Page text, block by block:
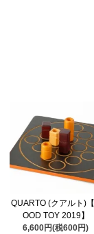
QUARTO (クアルト)
OOD TOY 2019】
6,600円(税600円)